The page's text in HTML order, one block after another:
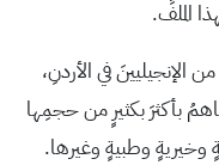
الملفِّ.
الإنجيليينَ في الأردنِ،
بأكثرَ بكثيرٍ من حجمِها
وطبيةٍ وغيرها.